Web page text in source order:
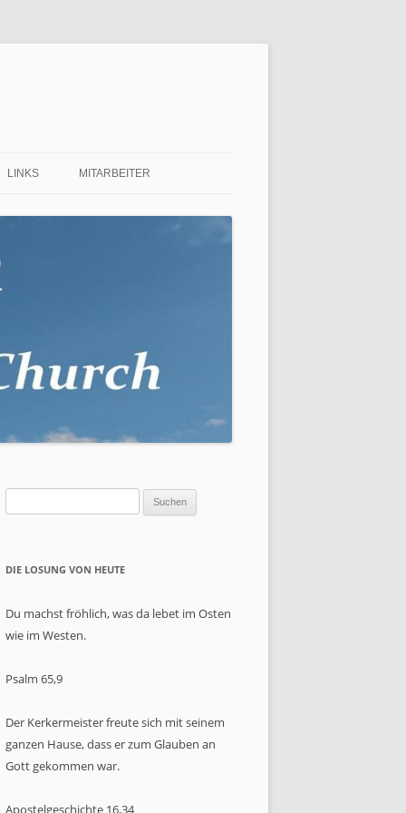
LINKS MITARBEITER
DIE LOSUNG VON HEUTE
Du machst fröhlich, was da lebet im Osten
wie im Westen.
Psalm 65,9
Der Kerkermeister freute sich mit seinem
ganzen Hause, dass er zum Glauben an
Gott gekommen war.
Apostelgeschichte 16,34